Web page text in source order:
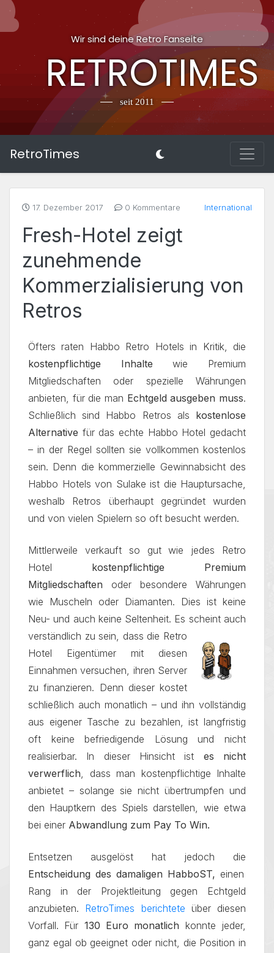
Wir sind deine Retro Fanseite
RETROTIMES
seit 2011
RetroTimes
17. Dezember 2017 0 Kommentare International
Fresh-Hotel zeigt
zunehmende
Kommerzialisierung von
Retros
Öfters raten Habbo Retro Hotels in Kritik, die
kostenpflichtige Inhalte wie Premium
Mitgliedschaften oder spezielle Währungen
anbieten, für die man Echtgeld ausgeben muss.
Schließlich sind Habbo Retros als kostenlose
Alternative für das echte Habbo Hotel gedacht
– in der Regel sollten sie vollkommen kostenlos
sein. Denn die kommerzielle Gewinnabsicht des
Habbo Hotels von Sulake ist die Hauptursache,
weshalb Retros überhaupt gegründet wurden
und von vielen Spielern so oft besucht werden.
Mittlerweile verkauft so gut wie jedes Retro
Hotel kostenpflichtige Premium
Mitgliedschaften oder besondere Währungen
wie Muscheln oder Diamanten. Dies ist keine
Neu- und auch keine Seltenheit. Es scheint auch
verständlich zu sein, dass die Retro
Hotel Eigentümer mit diesen
Einnahmen versuchen, ihren Server
zu finanzieren. Denn dieser kostet
schließlich auch monatlich – und ihn vollständig
aus eigener Tasche zu bezahlen, ist langfristig
oft keine befriedigende Lösung und nicht
realisierbar. In dieser Hinsicht ist es nicht
verwerflich, dass man kostenpflichtige Inhalte
anbietet – solange sie nicht übertrumpfen und
den Hauptkern des Spiels darstellen, wie etwa
bei einer Abwandlung zum Pay To Win.
Entsetzen ausgelöst hat jedoch die
Entscheidung des damaligen HabboST, einen
Rang in der Projektleitung gegen Echtgeld
anzubieten. RetroTimes berichtete über diesen
Vorfall. Für 130 Euro monatlich konnte jeder,
ganz egal ob geeignet oder nicht, die Position in